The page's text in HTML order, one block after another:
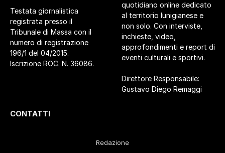
Testata giornalistica
registrata presso il
Tribunale di Massa con il
numero di registrazione
196/1 del 04/2015.
Iscrizione ROC. N. 36086.
quotidiano online dedicato
al territorio lunigianese e
non solo. Con interviste,
inchieste, video,
approfondimenti e report di
eventi culturali e sportivi.
Direttore Responsabile:
Gustavo Diego Remaggi
CONTATTI
Redazione